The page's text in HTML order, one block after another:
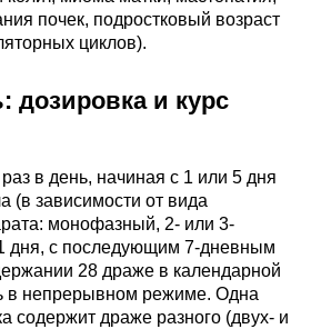
почек, подростковый возраст
циклов).
дозировка и курс
в день, начиная с 1 или 5 дня
(в зависимости от вида
монофазный, 2- или 3-
дня, с последующим 7-дневным
28 драже в календарной
в непрерывном режиме. Одна
содержит драже разного (двух- и